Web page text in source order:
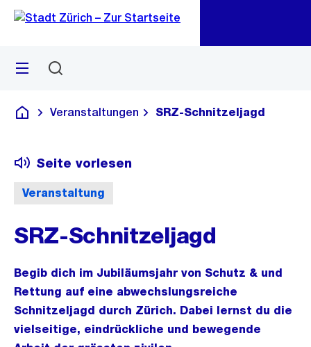
Navigation
Sprunglink
Menü
Deutsch
Veranstaltungen SRZ-Schnitzeljagd
Veranstaltung
Seite vorlesen
SRZ-Schnitzeljagd
Begib dich im Jubiläumsjahr von Schutz & und
Rettung auf eine abwechslungsreiche
Schnitzeljagd durch Zürich. Dabei lernst du die
vielseitige, eindrückliche und bewegende